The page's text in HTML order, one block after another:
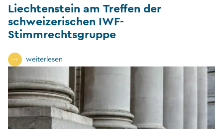
Liechtenstein am Treffen der
schweizerischen IWF-
Stimmrechtsgruppe
weiterlesen